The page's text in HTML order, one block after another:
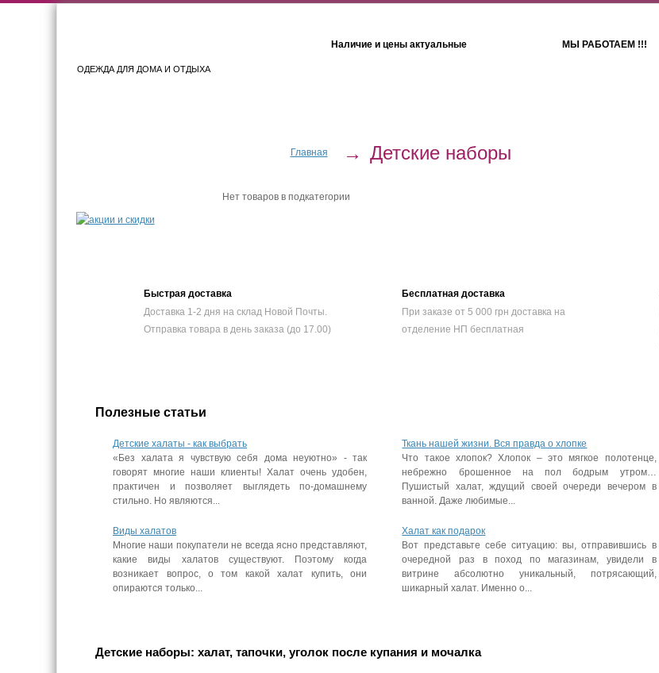
ОДЕЖДА ДЛЯ ДОМА И ОТДЫХА
Наличие и цены актуальные МЫ РАБОТАЕМ !!!
Главная → Детские наборы
Нет товаров в подкатегории
Быстрая доставка
Доставка 1-2 дня на склад Новой Почты.
Отправка товара в день заказа (до 17.00)
Бесплатная доставка
При заказе от 5 000 грн доставка на
отделение НП бесплатная
Полезные статьи
Детские халаты - как выбрать
«Без халата я чувствую себя дома неуютно» - так
говорят многие наши клиенты! Халат очень удобен,
практичен и позволяет выглядеть по-домашнему
стильно. Но являются...
Виды халатов
Многие наши покупатели не всегда ясно представляют,
какие виды халатов существуют. Поэтому когда
возникает вопрос, о том какой халат купить, они
опираются только...
Ткань нашей жизни. Вся правда о хлопке
Что такое хлопок? Хлопок – это мягкое полотенце,
небрежно брошенное на пол бодрым утром…
Пушистый халат, ждущий своей очереди вечером в
ванной. Даже любимые...
Халат как подарок
Вот представьте себе ситуацию: вы, отправившись в
очередной раз в поход по магазинам, увидели в
витрине абсолютно уникальный, потрясающий,
шикарный халат. Именно о...
Детские наборы: халат, тапочки, уголок после купания и мочалка